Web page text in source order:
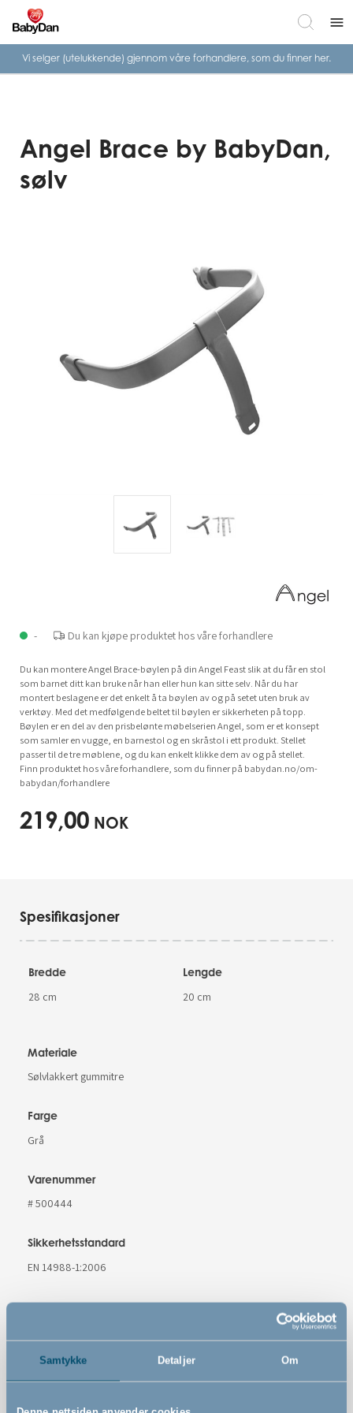
Samtykke Detaljer Om
menu
Vi selger (utelukkende) gjennom våre forhandlere, som du finner her.
- Du kan kjøpe produktet hos våre forhandlere
Du kan montere Angel Brace-bøylen på din Angel Feast slik at du får en stol
som barnet ditt kan bruke når han eller hun kan sitte selv. Når du har
montert beslagene er det enkelt å ta bøylen av og på setet uten bruk av
verktøy. Med det medfølgende beltet til bøylen er sikkerheten på topp.
Bøylen er en del av den prisbelønte møbelserien Angel, som er et konsept
som samler en vugge, en barnestol og en skråstol i ett produkt. Stellet
passer til de tre møblene, og du kan enkelt klikke dem av og på stellet.
Finn produktet hos våre forhandlere, som du finner på babydan.no/om-
babydan/forhandlere
219,00 NOK
Angel Brace by BabyDan,
sølv
Spesifikasjoner
Bredde
28 cm
Lengde
20 cm
Materiale
Sølvlakkert gummitre
Farge
Grå
Varenummer
# 500444
Sikkerhetsstandard
EN 14988-1:2006
Funksjoner